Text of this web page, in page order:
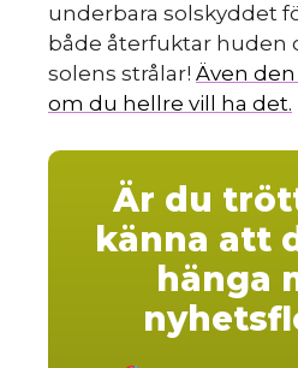
underbara solskyddet
både återfuktar huden
solens strålar! Även
om du hellre vill ha det.
Är du
känna att
hänga